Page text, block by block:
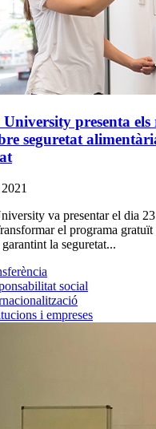
presenta els
seguretat
va presentar el dia
el programa
la seguretat...
social
i empreses